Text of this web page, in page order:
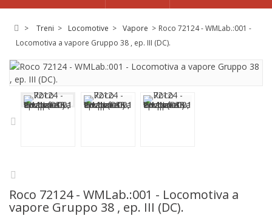
> Treni > Locomotive > Vapore > Roco 72124 - WMLab.:001 -
Locomotiva a vapore Gruppo 38 , ep. III (DC).
Roco 72124 - WMLab.:001 - Locomotiva a
vapore Gruppo 38 , ep. III (DC).